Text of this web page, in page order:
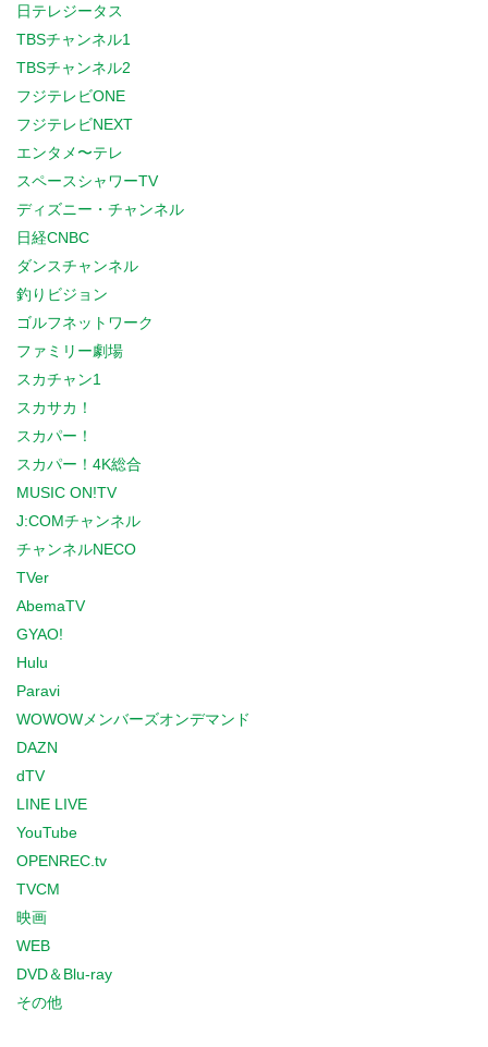
日テレジータス
TBSチャンネル1
TBSチャンネル2
フジテレビONE
フジテレビNEXT
エンタメ〜テレ
スペースシャワーTV
ディズニー・チャンネル
日経CNBC
ダンスチャンネル
釣りビジョン
ゴルフネットワーク
ファミリー劇場
スカチャン1
スカサカ！
スカパー！
スカパー！4K総合
MUSIC ON!TV
J:COMチャンネル
チャンネルNECO
TVer
AbemaTV
GYAO!
Hulu
Paravi
WOWOWメンバーズオンデマンド
DAZN
dTV
LINE LIVE
YouTube
OPENREC.tv
TVCM
映画
WEB
DVD＆Blu-ray
その他